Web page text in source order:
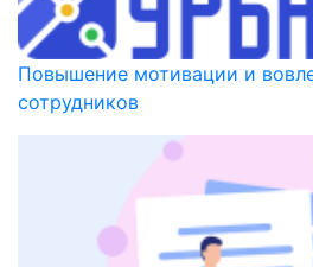
Повышение мотивации и
сотрудников